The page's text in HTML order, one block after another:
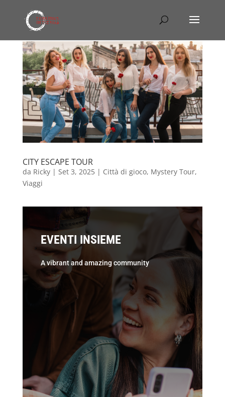
CITY ESCAPE TOUR
da Ricky| Set 3, 2025| Città di gioco, Mystery Tour,
Viaggi
EVENTI INSIEME
A vibrant and amazing community